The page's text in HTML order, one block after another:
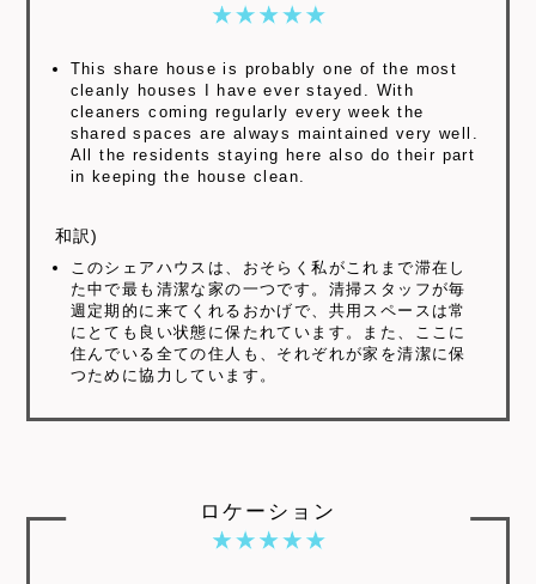
This share house is probably one of the most
cleanly houses I have ever stayed. With
cleaners coming regularly every week the
shared spaces are always maintained very well.
All the residents staying here also do their part
in keeping the house clean.
和訳)
このシェアハウスは、おそらく私がこれまで滞在し
た中で最も清潔な家の一つです。清掃スタッフが毎
週定期的に来てくれるおかげで、共用スペースは常
にとても良い状態に保たれています。また、ここに
住んでいる全ての住人も、それぞれが家を清潔に保
つために協力しています。
ロケーション